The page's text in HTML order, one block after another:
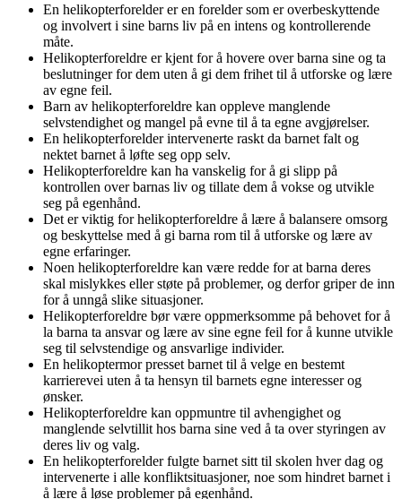
En helikopterforelder er en forelder som er overbeskyttende
og involvert i sine barns liv på en intens og kontrollerende
måte.
Helikopterforeldre er kjent for å hovere over barna sine og ta
beslutninger for dem uten å gi dem frihet til å utforske og lære
av egne feil.
Barn av helikopterforeldre kan oppleve manglende
selvstendighet og mangel på evne til å ta egne avgjørelser.
En helikopterforelder intervenerte raskt da barnet falt og
nektet barnet å løfte seg opp selv.
Helikopterforeldre kan ha vanskelig for å gi slipp på
kontrollen over barnas liv og tillate dem å vokse og utvikle
seg på egenhånd.
Det er viktig for helikopterforeldre å lære å balansere omsorg
og beskyttelse med å gi barna rom til å utforske og lære av
egne erfaringer.
Noen helikopterforeldre kan være redde for at barna deres
skal mislykkes eller støte på problemer, og derfor griper de inn
for å unngå slike situasjoner.
Helikopterforeldre bør være oppmerksomme på behovet for å
la barna ta ansvar og lære av sine egne feil for å kunne utvikle
seg til selvstendige og ansvarlige individer.
En helikoptermor presset barnet til å velge en bestemt
karrierevei uten å ta hensyn til barnets egne interesser og
ønsker.
Helikopterforeldre kan oppmuntre til avhengighet og
manglende selvtillit hos barna sine ved å ta over styringen av
deres liv og valg.
En helikopterforelder fulgte barnet sitt til skolen hver dag og
intervenerte i alle konfliktsituasjoner, noe som hindret barnet i
å lære å løse problemer på egenhånd.